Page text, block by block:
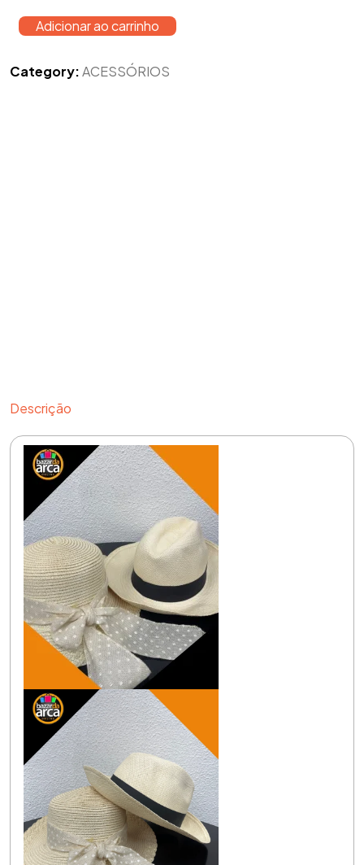
Adicionar ao carrinho
Category:ACESSÓRIOS
Descrição